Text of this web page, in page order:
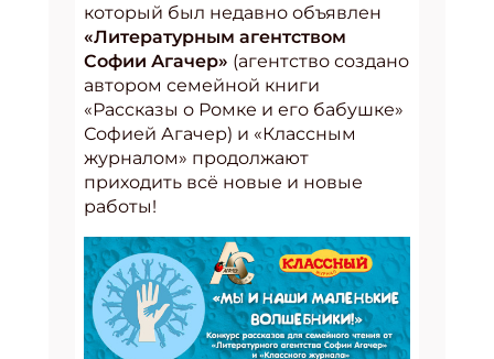
который был недавно объявлен
«Литературным агентством
Софии Агачер» (агентство создано
автором семейной книги
«Рассказы о Ромке и его бабушке»
Софией Агачер) и «Классным
журналом» продолжают
приходить всё новые и новые
работы!